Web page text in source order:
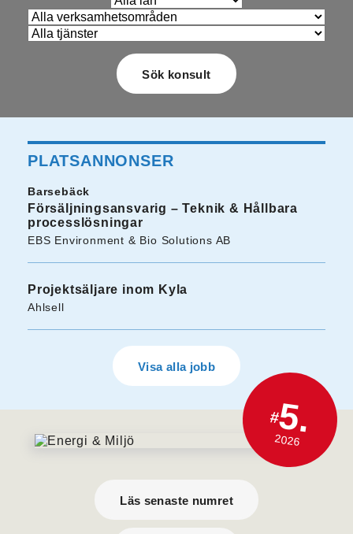
PLATSANNONSER
Barsebäck
Försäljningsansvarig – Teknik & Hållbara
processlösningar
EBS Environment & Bio Solutions AB
Projektsäljare inom Kyla
Ahlsell
Visa alla jobb
#5.
2026
Läs senaste numret